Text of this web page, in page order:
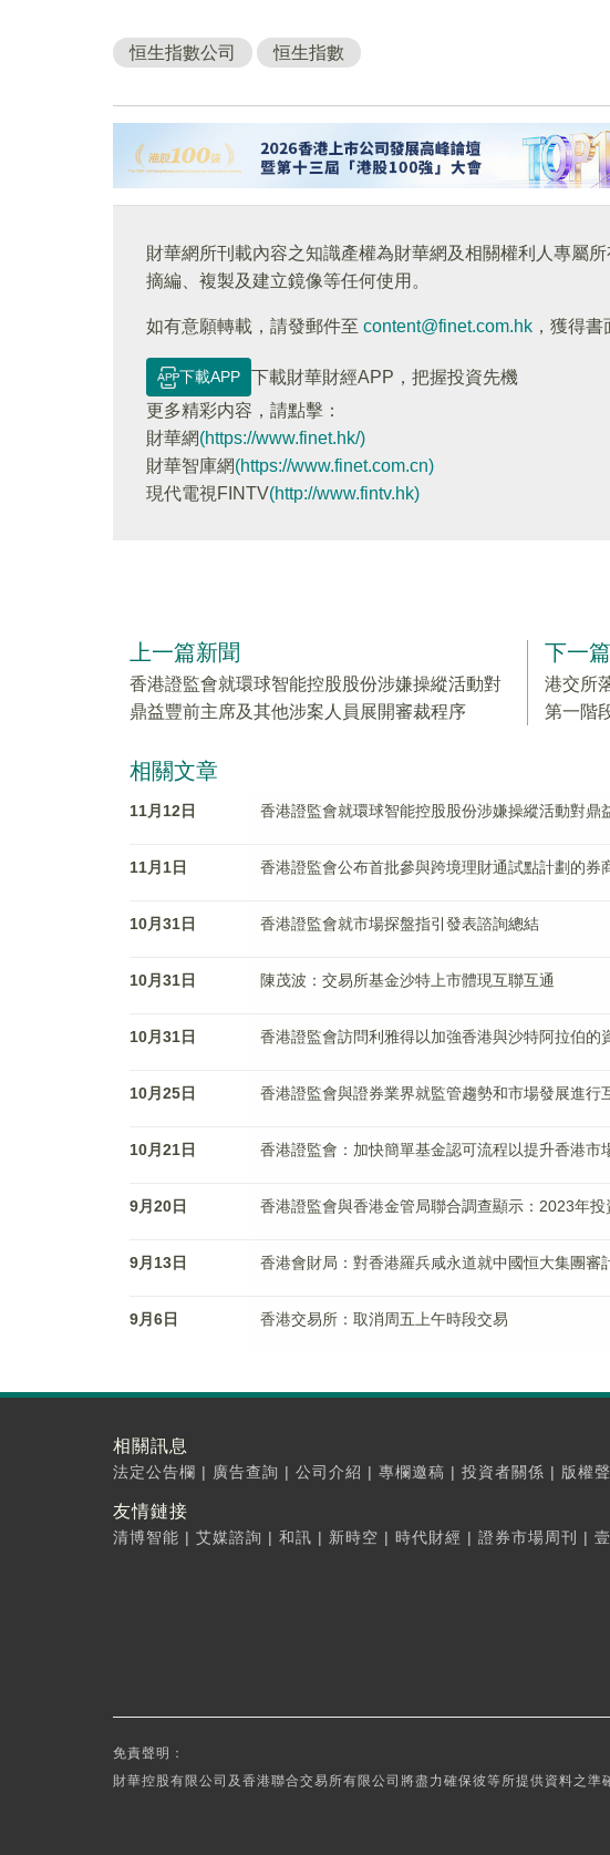
恒生指數公司 恒生指數
財華網所刊載內容之知識產權為財華網及相關權利人專屬
摘編、複製及建立鏡像等任何使用。
如有意願轉載，請發郵件至 content@finet.com.hk ，獲得
下載APP
下載財華財經APP，把握投資先機
更多精彩内容，請點擊：
財華網(https://www.finet.hk/)
財華智庫網(https://www.finet.com.cn)
現代電視FINTV(http://www.fintv.hk)
上一篇新聞
香港證監會就環球智能控股股份涉嫌操縱活動對
鼎益豐前主席及其他涉案人員展開審裁程序
下一
港交所
第一階
相關文章
11月12日 香港證監會就環球智能控股股份涉嫌操縱活動對
11月1日 香港證監會公布首批參與跨境理財通試點計劃的券
10月31日 香港證監會就市場探盤指引發表諮詢總結
10月31日 陳茂波：交易所基金沙特上市體現互聯互通
10月31日 香港證監會訪問利雅得以加強香港與沙特阿拉伯的
10月25日 香港證監會與證券業界就監管趨勢和市場發展進行
10月21日 香港證監會：加快簡單基金認可流程以提升香港市
9月20日 香港證監會與香港金管局聯合調查顯示：2023年
9月13日 香港會財局：對香港羅兵咸永道就中國恒大集團
9月6日 香港交易所：取消周五上午時段交易
相關訊息
法定公告欄 | 廣告查詢 | 公司介紹 | 專欄邀稿 | 投資者關係 | 版權
友情鏈接
清博智能 | 艾媒諮詢 | 和訊 | 新時空 | 時代財經 | 證券市場周刊 |
免責聲明：
財華控股有限公司及香港聯合交易所有限公司將盡力確保彼等所提供資料之